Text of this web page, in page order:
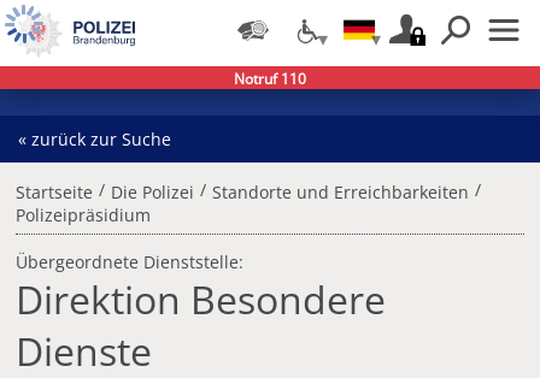
« zurück zur Suche
Startseite / Die Polizei / Standorte und Erreichbarkeiten /
Polizeipräsidium
Übergeordnete Dienststelle:
Direktion Besondere
Dienste
Notruf 110